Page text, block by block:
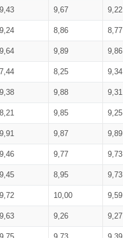
9,43 9,67 9,22
9,24 8,86 8,77
9,64 9,89 9,86
7,44 8,25 9,34
9,38 9,88 9,31
8,21 9,85 9,25
9,91 9,87 9,89
9,46 9,77 9,73
9,45 8,95 9,73
9,72 10,00 9,59
9,63 9,26 9,27